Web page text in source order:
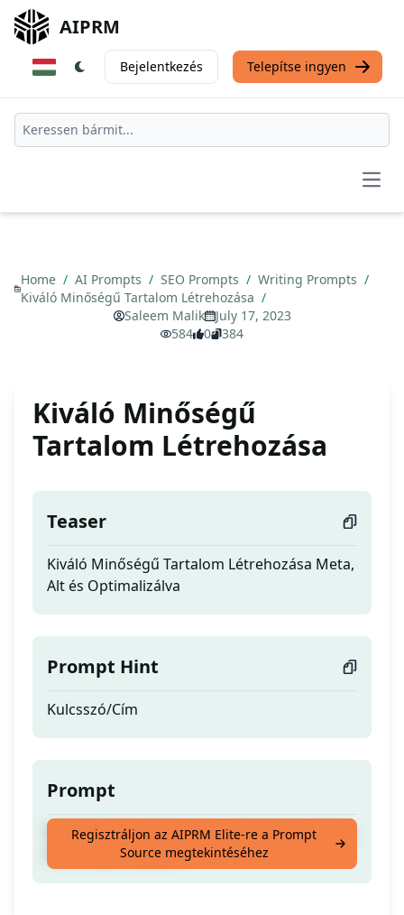
AIPRM
Bejelentkezés Telepítse ingyen
Home / AI Prompts / SEO Prompts / Writing Prompts /
Kiváló Minőségű Tartalom Létrehozása /
Saleem Malik
July 17, 2023
584
0 384
Kiváló Minőségű
Tartalom Létrehozása
Teaser
Kiváló Minőségű Tartalom Létrehozása Meta,
Alt és Optimalizálva
Prompt Hint
Kulcsszó/Cím
Prompt
Kiváló Minőségű Tartalom Létrehozása Meta,
Alt és Optimalizálva
Regisztráljon az AIPRM Elite-re a Prompt
Source megtekintéséhez